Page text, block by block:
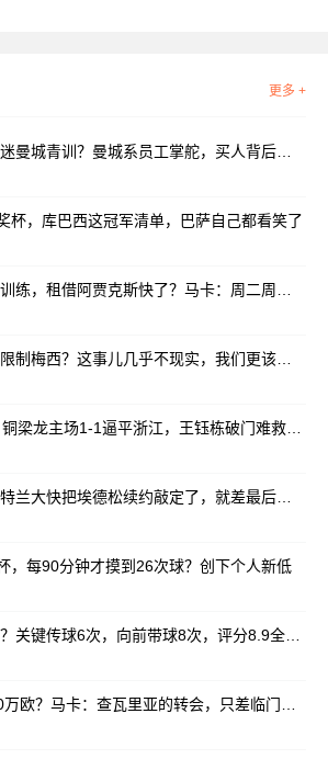
更多 +
杯，库巴西这冠军清单，巴萨自己都看笑了
，每90分钟才摸到26次球？创下个人新低